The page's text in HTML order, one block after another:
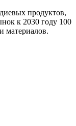
продуктов,
к 2030 году 100
материалов.